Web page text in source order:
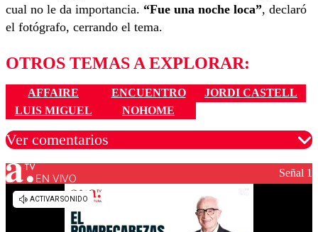
cual no le da importancia. “Fue una noche loca”, declaró
el fotógrafo, cerrando el tema.
OTROS TEMAS A EXPLORAR:
AFFAIRE ENCUENTRO
JORDI CASTELL
LUIS MIGUEL
NOHOME
Ver comentarios
Los comentarios son moderados para garantizar un
diálogo respetuoso.
EN VIVO Señal 1